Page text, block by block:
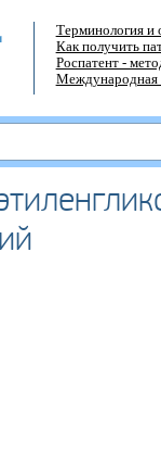
Терминология и
Как получить
Роспатент -
Международная